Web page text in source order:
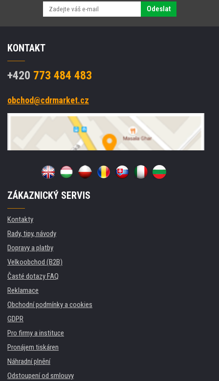
Odeslat
KONTAKT
+420 773 484 483
obchod@cdrmarket.cz
ZÁKAZNICKÝ SERVIS
Kontakty
Rady, tipy, návody
Dopravy a platby
Velkoobchod (B2B)
Časté dotazy FAQ
Reklamace
Obchodní podmínky a cookies
GDPR
Pro firmy a instituce
Pronájem tiskáren
Náhradní plnění
Odstoupení od smlouvy